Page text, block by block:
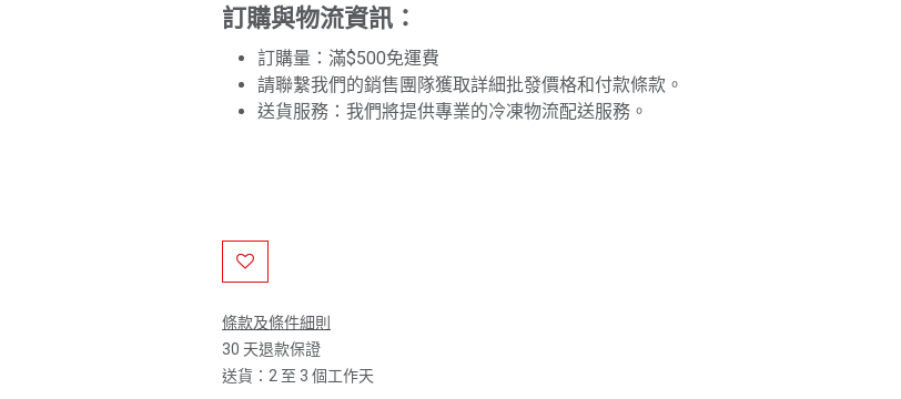
訂購與物流資訊：
訂購量：滿$500免運費
請聯繫我們的銷售團隊獲取詳細批發價格和付款條款。
送貨服務：我們將提供專業的冷凍物流配送服務。
條款及條件細則
30 天退款保證
送貨：2 至 3 個工作天